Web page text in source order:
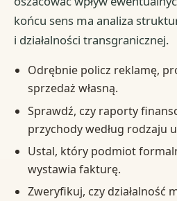
końcu sens ma analiza
i działalności transgranicznej.
Odrębnie policz reklamę,
sprzedaż własną.
Sprawdź, czy raporty
przychody według rodzaju
Ustal, który podmiot
wystawia fakturę.
Zweryfikuj, czy działalność